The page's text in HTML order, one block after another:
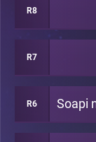
R8
R7
R6